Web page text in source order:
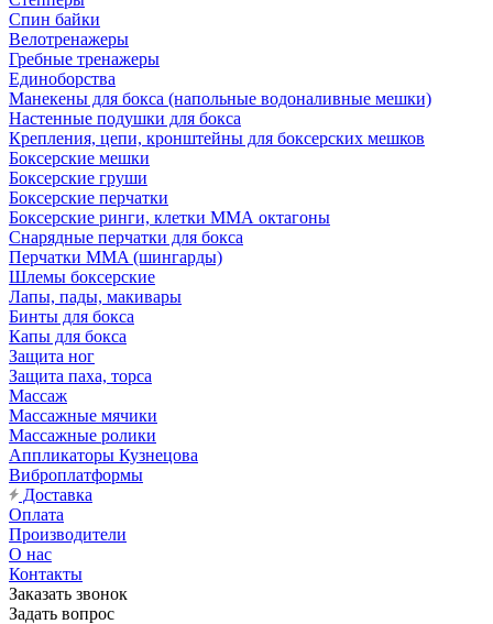
Спин байки
Велотренажеры
Гребные тренажеры
Единоборства
Манекены для бокса (напольные водоналивные мешки)
Настенные подушки для бокса
Крепления, цепи, кронштейны для боксерских мешков
Боксерские мешки
Боксерские груши
Боксерские перчатки
Боксерские ринги, клетки ММА октагоны
Снарядные перчатки для бокса
Перчатки MMA (шингарды)
Шлемы боксерские
Лапы, пады, макивары
Бинты для бокса
Капы для бокса
Защита ног
Защита паха, торса
Массаж
Массажные мячики
Массажные ролики
Аппликаторы Кузнецова
Виброплатформы
Доставка
Оплата
Производители
О нас
Контакты
Заказать звонок
Задать вопрос